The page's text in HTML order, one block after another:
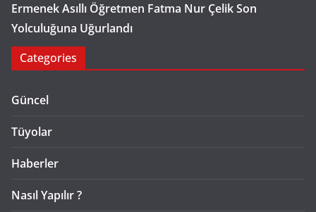
Ermenek Asıllı Öğretmen Fatma Nur Çelik Son
Yolculuğuna Uğurlandı
Categories
Güncel
Tüyolar
Haberler
Nasıl Yapılır ?